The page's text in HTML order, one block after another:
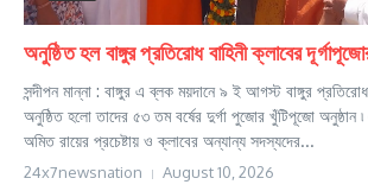
অনুষ্ঠিত হল বাঙ্গুর প্রতিরোধ বাহিনী ক্লাবের
সন্দীপন মান্না : বাঙ্গুর এ ব্লক ময়দানে ৯ ই আগস্ট বাঙ্গুর
অনুষ্ঠিত হলো তাদের ৫৩ তম বর্ষের দুর্গা পুজোর খুঁটিপূজো অনুষ্ঠান
অমিত রায়ের প্রচেষ্টায় ও ক্লাবের অন্যান্য সদস্যদের...
24x7newsnation August 10, 2026